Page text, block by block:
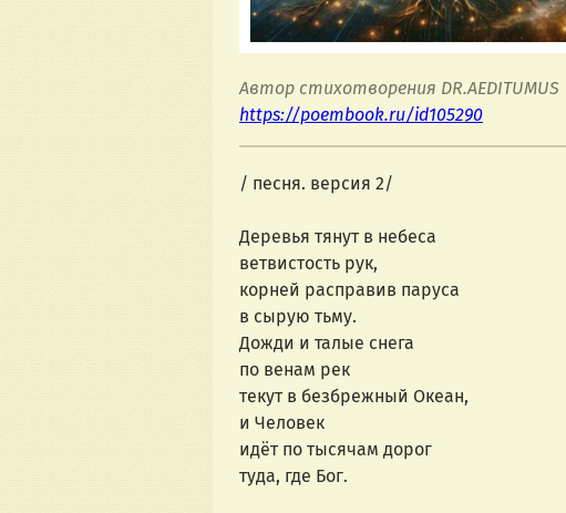
Автор стихотворения DR.AEDITUMUS
https://poembook.ru/id105290
/ песня. версия 2/
Деревья тянут в небеса
ветвистость рук,
корней расправив паруса
в сырую тьму.
Дожди и талые снега
по венам рек
текут в безбрежный Океан,
и Человек
идёт по тысячам дорог
туда, где Бог.